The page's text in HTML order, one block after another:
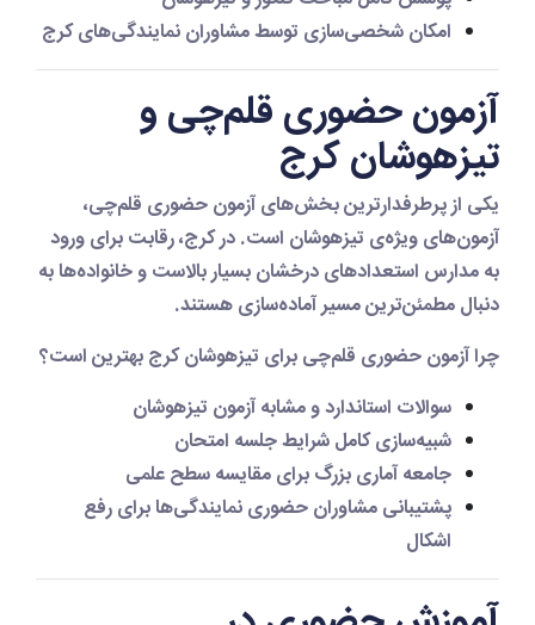
امکان شخصی‌سازی توسط مشاوران نمایندگی‌های کرج
آزمون حضوری قلم‌چی و
تیزهوشان کرج
یکی از پرطرفدارترین بخش‌های آزمون حضوری قلم‌چی،
آزمون‌های ویژه‌یتیزهوشاناست. در کرج، رقابت برای ورود
به مدارس استعدادهای درخشان بسیار بالاست و خانواده‌ها به
دنبال مطمئن‌ترین مسیر آماده‌سازی هستند.
چرا آزمون حضوری قلم‌چی برای تیزهوشان کرج بهترین است؟
سوالات استاندارد و مشابه آزمون تیزهوشان
شبیه‌سازی کامل شرایط جلسه امتحان
جامعه آماری بزرگ برای مقایسه سطح علمی
پشتیبانی مشاوران حضوری نمایندگی‌ها برای رفع
اشکال